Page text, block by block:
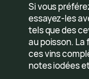
Si vous
essayez-les
tels que des
au poisson. La
ces vins
notes iodées